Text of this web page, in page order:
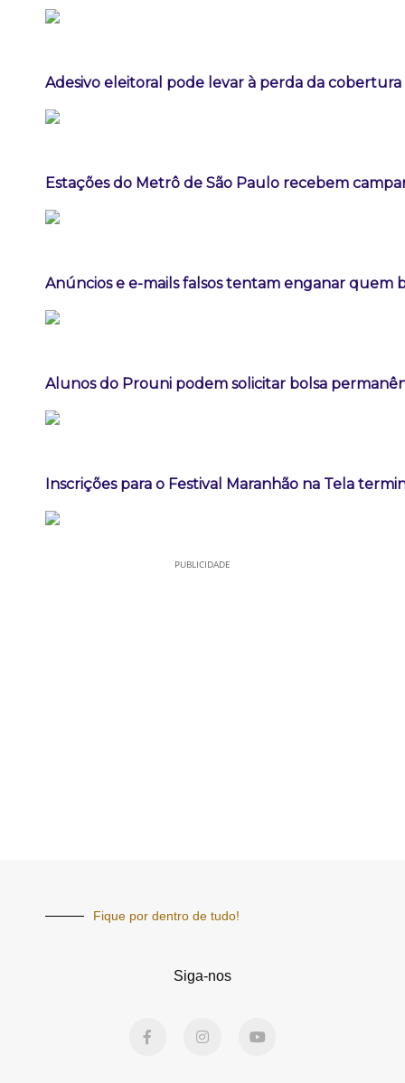
Adesivo eleitoral pode levar à perda da
Estações do Metrô de São Paulo recebem
Anúncios e e-mails falsos tentam enganar quem
Alunos do Prouni podem solicitar bolsa
Inscrições para o Festival Maranhão na Tela
PUBLICIDADE
Fique por dentro de tudo!
Siga-nos
a
n
o